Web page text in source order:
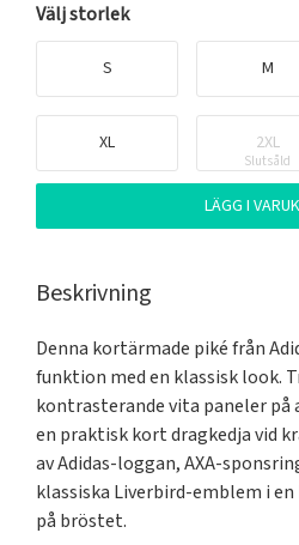
Välj storlek
S M
XL 2XL
Slutsåld
LÄGG I
Beskrivning
Denna kortärmade piké från
funktion med en klassisk look.
kontrasterande vita paneler på
en praktisk kort dragkedja vid
av Adidas-loggan, AXA-
klassiska Liverbird-emblem i
på bröstet.